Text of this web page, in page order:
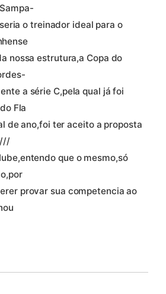
o treinador ideal para o
nossa estrutura,a Copa do
a série C,pela qual já foi
Fla
de ano,foi ter aceito a proposta
que o mesmo,só
provar sua competencia ao